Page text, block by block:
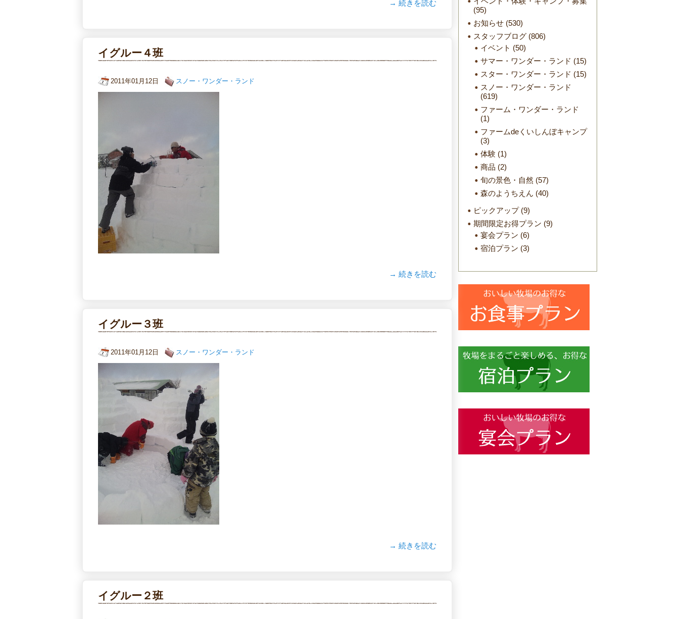
→ 続きを読む
イグルー４班
2011年01月12日 スノー・ワンダー・ランド
→ 続きを読む
イグルー３班
2011年01月12日 スノー・ワンダー・ランド
→ 続きを読む
イグルー２班
(95)
お知らせ(530)
スタッフブログ(806)
イベント (50)
サマー・ワンダー・ランド (15)
スター・ワンダー・ランド (15)
スノー・ワンダー・ランド
(619)
ファーム・ワンダー・ランド
(1)
ファームdeくいしんぼキャンプ
(3)
体験 (1)
商品 (2)
旬の景色・自然 (57)
森のようちえん (40)
ピックアップ(9)
期間限定お得プラン (9)
宴会プラン (6)
宿泊プラン (3)